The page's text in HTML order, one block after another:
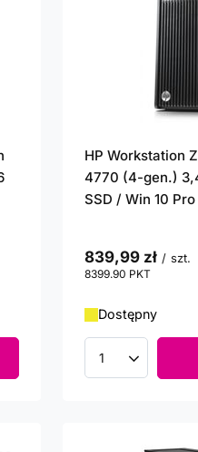
HP Workstation
4770 (4-gen.)
SSD / Win 10 Pro
839,99 zł / szt.
8399.90 PKT
Dostępny
Ilość produktów